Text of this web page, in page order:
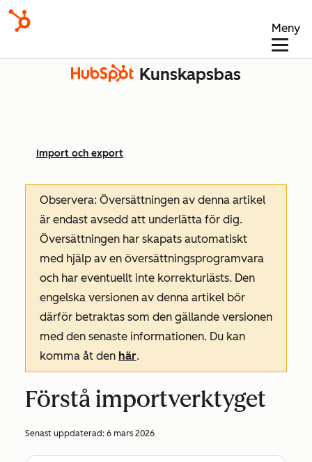
Meny
Kunskapsbas
Import och export
Observera: Översättningen av denna artikel
är endast avsedd att underlätta för dig.
Översättningen har skapats automatiskt
med hjälp av en översättningsprogramvara
och har eventuellt inte korrekturlästs. Den
engelska versionen av denna artikel bör
därför betraktas som den gällande versionen
med den senaste informationen. Du kan
komma åt den här.
Förstå importverktyget
Senast uppdaterad: 6 mars 2026